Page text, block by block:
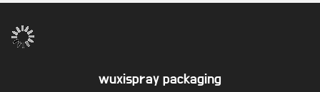
wuxispray packaging